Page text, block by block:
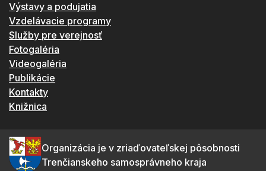
Výstavy a podujatia
Vzdelávacie programy
Služby pre verejnosť
Fotogaléria
Videogaléria
Publikácie
Kontakty
Knižnica
Organizácia je v zriaďovateľskej pôsobnosti
Trenčianskeho samosprávneho kraja